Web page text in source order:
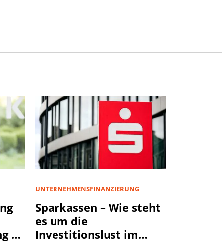
an
UNTERNEHMENSFINANZIERUNG
Sparkassen – Wie steht
es um die
Investitionslust im